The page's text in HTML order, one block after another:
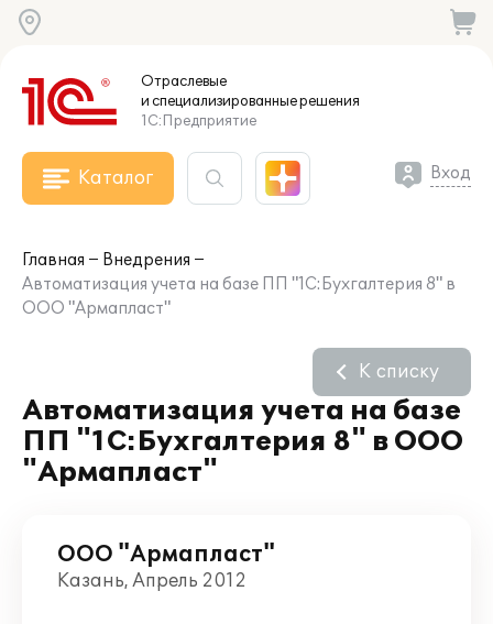
Отраслевые
и специализированныерешения
1С:Предприятие
Каталог Вход
Главная
Внедрения
Автоматизация учета на базе ПП "1С:Бухгалтерия 8" в
ООО "Армапласт"
Автоматизация учета на базе
ПП "1С:Бухгалтерия 8" в ООО
"Армапласт"
К списку
ООО "Армапласт"
Казань, Апрель 2012